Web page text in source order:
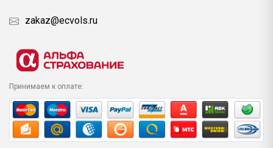
zakaz@ecvols.ru
Принимаем к оплате: